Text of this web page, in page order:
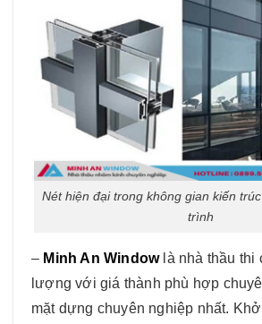
Nét hiện đại trong không gian kiến
trình
– Minh An Windowlà nhà thầu thi
lượng với giá thành phù hợp
mặt dựng chuyên nghiệp nhất.